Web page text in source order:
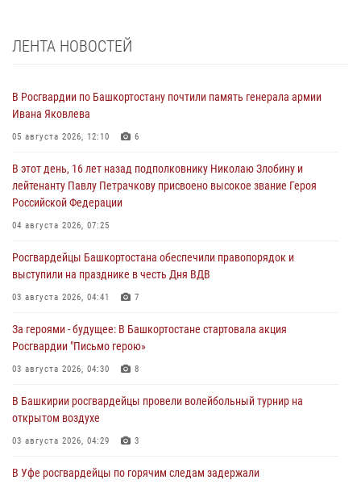
ЛЕНТА НОВОСТЕЙ
В Росгвардии по Башкортостану почтили память генерала армии
Ивана Яковлева
05 августа 2026, 12:10 6
В этот день, 16 лет назад подполковнику Николаю Злобину и
лейтенанту Павлу Петрачкову присвоено высокое звание Героя
Российской Федерации
04 августа 2026, 07:25
Росгвардейцы Башкортостана обеспечили правопорядок и
выступили на празднике в честь Дня ВДВ
03 августа 2026, 04:41 7
За героями - будущее: В Башкортостане стартовала акция
Росгвардии "Письмо герою»
03 августа 2026, 04:30 8
В Башкирии росгвардейцы провели волейбольный турнир на
открытом воздухе
03 августа 2026, 04:29 3
В Уфе росгвардейцы по горячим следам задержали